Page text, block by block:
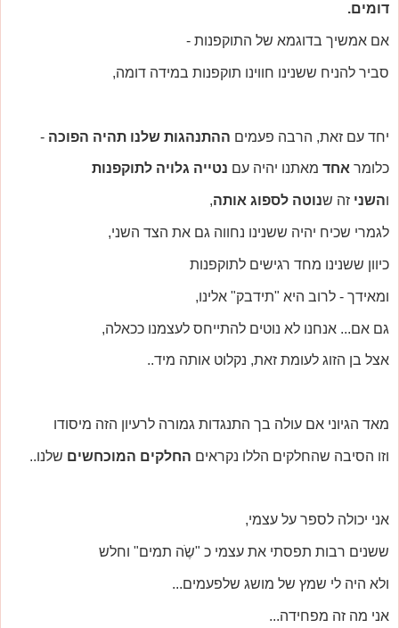
דומים.
אם אמשיך בדוגמא של התוקפנות -
סביר להניח ששנינו חווינו תוקפנות במידה דומה,
יחד עם זאת, הרבה פעמים ההתנהגות שלנו תהיה הפוכה -
כלומר אחד מאתנו יהיה עם נטייה גלויה לתוקפנות
והשני זה שנוטה לספוג אותה,
לגמרי שכיח יהיה ששנינו נחווה גם את הצד השני,
כיוון ששנינו מחד רגישים לתוקפנות
ומאידך - לרוב היא "תידבק" אלינו,
גם אם... אנחנו לא נוטים להתייחס לעצמנו ככאלה,
אצל בן הזוג לעומת זאת, נקלוט אותה מיד..
מאד הגיוני אם עולה בך התנגדות גמורה לרעיון הזה מיסודו
וזו הסיבה שהחלקים הללו נקראים החלקים המוכחשים שלנו..
אני יכולה לספר על עצמי,
ששנים רבות תפסתי את עצמי כ "שֶֹה תמים" וחלש
ולא היה לי שמץ של מושג שלפעמים...
אני מה זה מפחידה...